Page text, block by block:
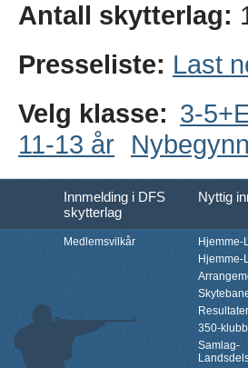
Antall skytterlag:
Presseliste: Last
Velg klasse: 3-
11-13 år
Innmelding i DFS
skytterlag
Nyttig
Medlemsvilkår
Hjemme-
Hjemme-
Resultater
350-
Samlag-